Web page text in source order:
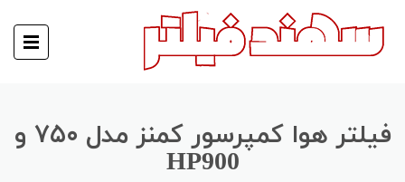
فیلتر هوا کمپرسور کمنز مدل ۷۵۰ و
HP900